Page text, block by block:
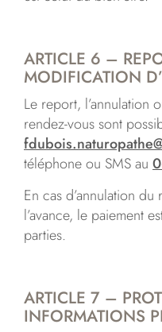
ARTICLE 6 –
MODIFICATION
Le report, l’annulation
rendez-vous sont
téléphone ou SMS au
En cas d’annulation
l’avance, le paiement
parties.
ARTICLE 7 –
INFORMATIONS